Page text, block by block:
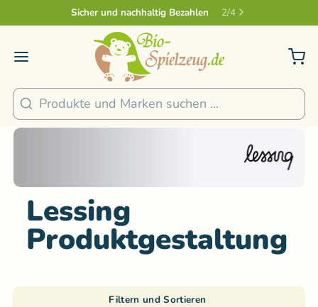
Sicher und nachhaltig Bezahlen 2/4
Suchen
Lessing
Produktgestaltung
Filtern und Sortieren